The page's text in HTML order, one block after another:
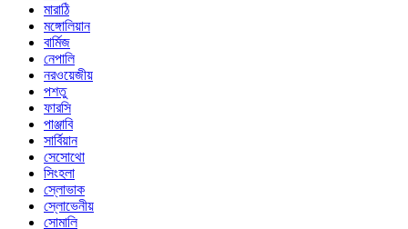
মারাঠি
মঙ্গোলিয়ান
বার্মিজ
নেপালি
নরওয়েজীয়
পশতু
ফারসি
পাঞ্জাবি
সার্বিয়ান
সেসোথো
সিংহলা
স্লোভাক
স্লোভেনীয়
সোমালি